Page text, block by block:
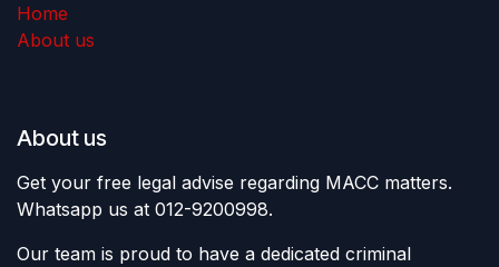
Home
About us
About us
Get your free legal advise regarding MACC matters.
Whatsapp us at 012-9200998.
Our team is proud to have a dedicated criminal